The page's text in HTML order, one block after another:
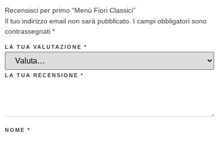
Recensisci per primo “Menù Fiori Classici”
Il tuo indirizzo email non sarà pubblicato. I campi obbligatori sono
contrassegnati *
LA TUA VALUTAZIONE *
LA TUA RECENSIONE *
NOME *